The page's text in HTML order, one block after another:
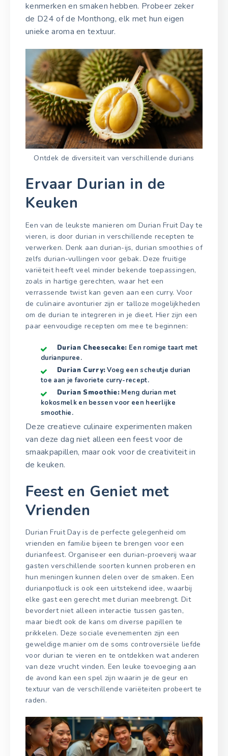
kenmerken en smaken hebben. Probeer zeker
de D24 of de Monthong, elk met hun eigen
unieke aroma en textuur.
Ontdek de diversiteit van verschillende durians
Ervaar Durian in de
Keuken
Een van de leukste manieren om Durian Fruit Day te
vieren, is door durian in verschillende recepten te
verwerken. Denk aan durian-ijs, durian smoothies of
zelfs durian-vullingen voor gebak. Deze fruitige
variëteit heeft veel minder bekende toepassingen,
zoals in hartige gerechten, waar het een
verrassende twist kan geven aan een curry. Voor
de culinaire avonturier zijn er talloze mogelijkheden
om de durian te integreren in je dieet. Hier zijn een
paar eenvoudige recepten om mee te beginnen:
Durian Cheesecake: Een romige taart met
durianpuree.
Durian Curry:Voeg een scheutje durian
toe aan je favoriete curry-recept.
Durian Smoothie: Meng durian met
kokosmelk en bessen voor een heerlijke
smoothie.
Deze creatieve culinaire experimenten maken
van deze dag niet alleen een feest voor de
smaakpapillen, maar ook voor de creativiteit in
de keuken.
Feest en Geniet met
Vrienden
Durian Fruit Day is de perfecte gelegenheid om
vrienden en familie bijeen te brengen voor een
durianfeest. Organiseer een durian-proeverij waar
gasten verschillende soorten kunnen proberen en
hun meningen kunnen delen over de smaken. Een
durianpotluck is ook een uitstekend idee, waarbij
elke gast een gerecht met durian meebrengt. Dit
bevordert niet alleen interactie tussen gasten,
maar biedt ook de kans om diverse papillen te
prikkelen. Deze sociale evenementen zijn een
geweldige manier om de soms controversiële liefde
voor durian te vieren en te ontdekken wat anderen
van deze vrucht vinden. Een leuke toevoeging aan
de avond kan een spel zijn waarin je de geur en
textuur van de verschillende variëteiten probeert te
raden.